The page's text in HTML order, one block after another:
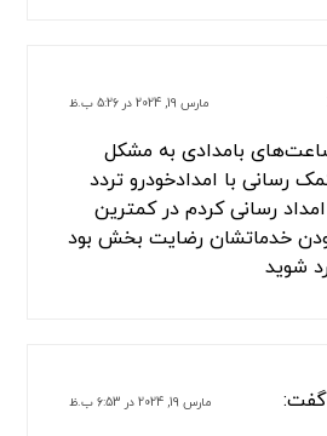
مارس 19, 2024 در 5:26 ب.ظ
بامدادی به مشکل
رسانی با امدادخودرو تردد
رسانی کردم در کمترین
خدماتشان رضایت بخش بود
شوید
گفت: مارس 19, 2024 در 6:53 ب.ظ